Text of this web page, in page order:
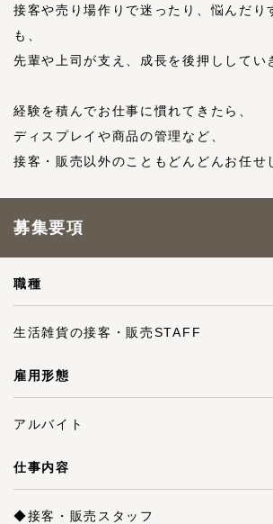
接客や売り場作りで迷ったり、悩んだり
も、
先輩や上司が支え、成長を後押しして
経験を積んでお仕事に慣れてきたら、
ディスプレイや商品の管理など、
接客・販売以外のこともどんどんお任せ
募集要項
職種
生活雑貨の接客・販売STAFF
雇用形態
アルバイト
仕事内容
◆接客・販売スタッフ